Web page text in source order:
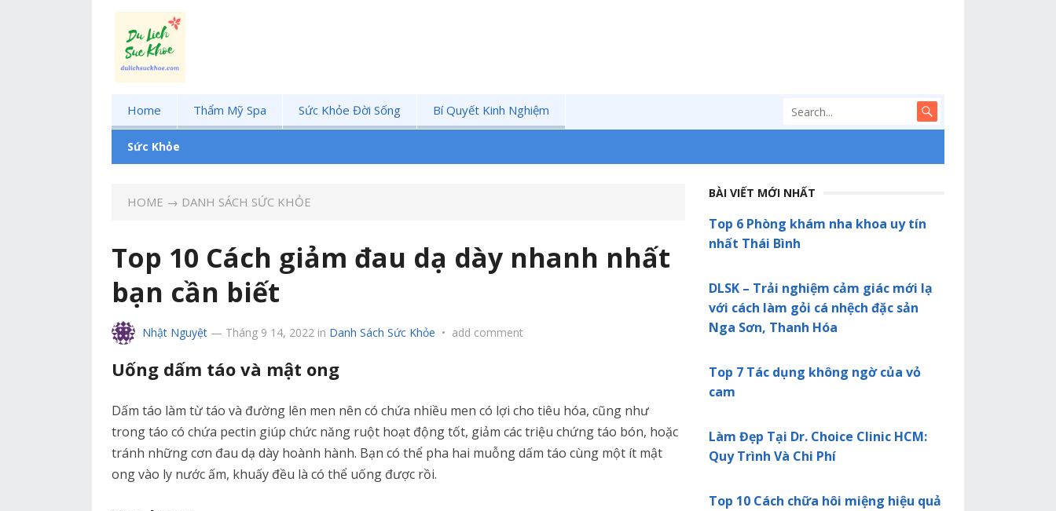
Home Thẩm Mỹ Spa Sức Khỏe Đời Sống Bí Quyết Kinh Nghiệm
Sức Khỏe
HOME → DANH SÁCH SỨC KHỎE
Top 10 Cách giảm đau dạ dày nhanh nhất
bạn cần biết
Nhật Nguyệt — Tháng 9 14, 2022 in Danh Sách Sức Khỏe • add comment
Uống dấm táo và mật ong
Dấm táo làm từ táo và đường lên men nên có chứa nhiều men có lợi cho tiêu hóa, cũng như
trong táo có chứa pectin giúp chức năng ruột hoạt động tốt, giảm các triệu chứng táo bón, hoặc
tránh những cơn đau dạ dày hoành hành. Bạn có thể pha hai muỗng dấm táo cùng một ít mật
ong vào ly nước ấm, khuấy đều là có thể uống được rồi.
BÀI VIẾT MỚI NHẤT
Top 6 Phòng khám nha khoa uy tín
nhất Thái Bình
DLSK – Trải nghiệm cảm giác mới lạ
với cách làm gỏi cá nhệch đặc sản
Nga Sơn, Thanh Hóa
Top 7 Tác dụng không ngờ của vỏ
cam
Làm Đẹp Tại Dr. Choice Clinic HCM:
Quy Trình Và Chi Phí
Top 10 Cách chữa hôi miệng hiệu quả